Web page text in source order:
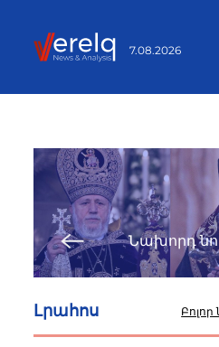
7.08.2026
Նախորդ
Լրահոս Բոլոր